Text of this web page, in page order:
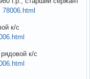
к/с
к/с